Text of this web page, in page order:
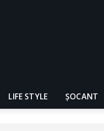
LIFE STYLE ȘOCANT